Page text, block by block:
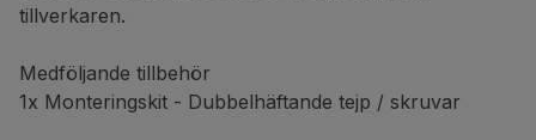
tillverkaren.
Medföljande tillbehör
1x Monteringskit - Dubbelhäftande tejp / skruvar